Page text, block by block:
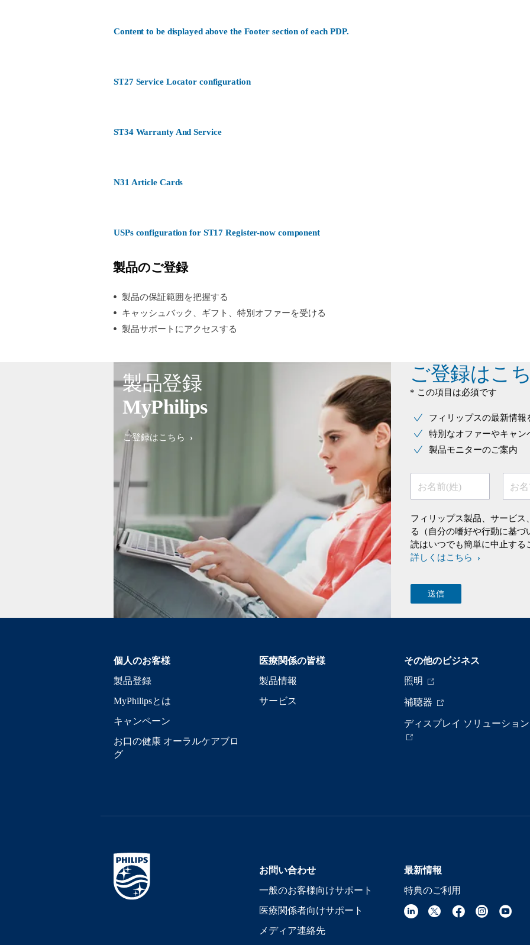
Content to be displayed above the Footer section of each PDP.
ST27 Service Locator configuration
ST34 Warranty And Service
N31 Article Cards
USPs configuration for ST17 Register-now component
製品のご登録
製品の保証範囲を把握する
キャッシュバック、ギフト、特別オファーを受ける
製品サポートにアクセスする
製品登録
MyPhilips
ご登録はこちら
ご登録はこ
* この項目は必須です
フィリップスの最新情報
特別なオファーやキャン
製品モニターのご案内
お名前(姓) お
フィリップス製品、サービ
る（自分の嗜好や行動に基
読はいつでも簡単に中止する
詳しくはこちら
個人のお客様
製品登録
MyPhilipsとは
キャンペーン
お口の健康 オーラルケアブロ
グ
医療関係の皆様
製品情報
サービス
その他のビジネス
照明
補聴器
ディスプレイ ソリューション
お問い合わせ
一般のお客様向けサポート
医療関係者向けサポート
メディア連絡先
最新情報
特典のご利用